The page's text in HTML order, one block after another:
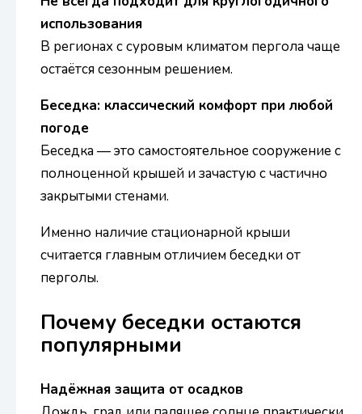
использования
В регионах с суровым климатом пергола чаще
остаётся сезонным решением.
Беседка: классический комфорт при любой
погоде
Беседка — это самостоятельное сооружение с
полноценной крышей и зачастую с частично
закрытыми стенами.
Именно наличие стационарной крыши
считается главным отличием беседки от
перголы.
Почему беседки остаются
популярными
Надёжная защита от осадков